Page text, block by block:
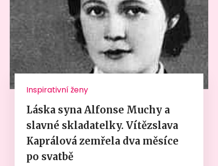
Inspirativní ženy
Láska syna Alfonse Muchy a
slavné skladatelky. Vítězslava
Kaprálová zemřela dva měsíce
po svatbě